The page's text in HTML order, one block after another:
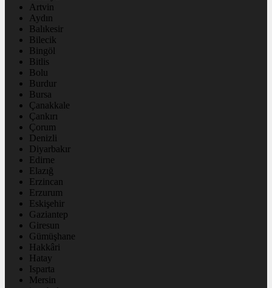
Artvin
Aydın
Balıkesir
Bilecik
Bingöl
Bitlis
Bolu
Burdur
Bursa
Çanakkale
Çankırı
Çorum
Denizli
Diyarbakır
Edirne
Elazığ
Erzincan
Erzurum
Eskişehir
Gaziantep
Giresun
Gümüşhane
Hakkâri
Hatay
Isparta
Mersin